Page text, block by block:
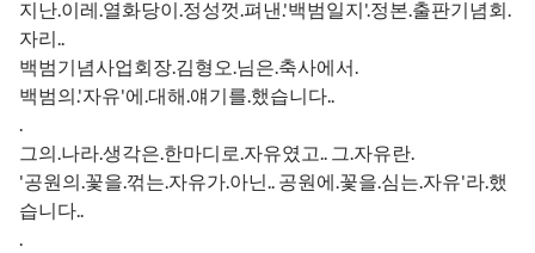
지난.이레.열화당이.정성껏.펴낸.'백범일지'.정본.출판기념회.
자리..
백범기념사업회장.김형오.님은.축사에서.
백범의.'자유'에.대해.얘기를.했습니다..
그의.나라.생각은.한마디로.자유였고.. 그.자유란.
'공원의.꽃을.꺾는.자유가.아닌.. 공원에.꽃을.심는.자유'라.했
습니다..